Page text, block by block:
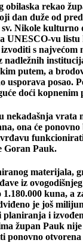
obilaska rekao
dan duže od
Nikole kulturno
UNESCO-vu
s najvećom
nadležnih
putem, a
usporava posao.
doći kopnenim
nekadašnja vrata
ona će
Goran Pauk.
materijala,
iz
kuna, a
je još
planiranja i
župan Pauk nije
ponovno otvorena